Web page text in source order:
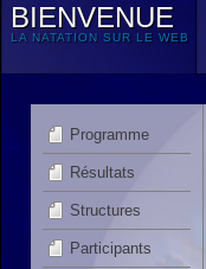
BIENVENUE
LA NATATION SUR LE WEB
Programme
Résultats
Structures
Participants